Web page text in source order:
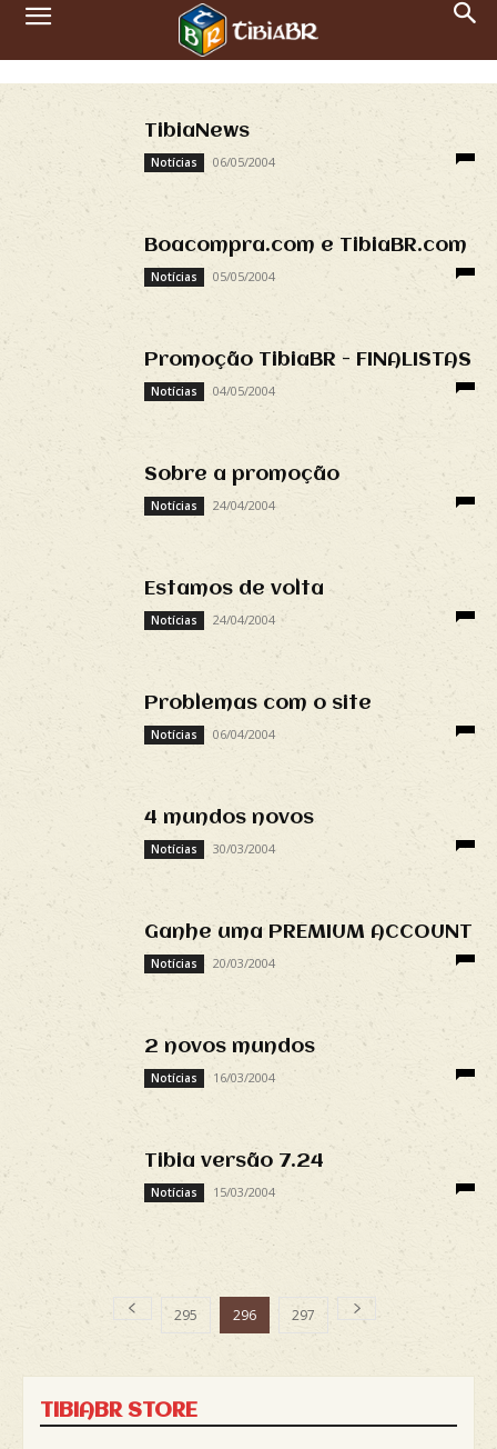
TibiaNews
Notícias 06/05/2004
Boacompra.com e TibiaBR.com
Notícias 05/05/2004
Promoção TibiaBR - FINALISTAS
Notícias 04/05/2004
Sobre a promoção
Notícias 24/04/2004
Estamos de volta
Notícias 24/04/2004
Problemas com o site
Notícias 06/04/2004
4 mundos novos
Notícias 30/03/2004
Ganhe uma PREMIUM ACCOUNT
Notícias 20/03/2004
2 novos mundos
Notícias 16/03/2004
Tibia versão 7.24
Notícias 15/03/2004
295 296 297
TIBIABR STORE